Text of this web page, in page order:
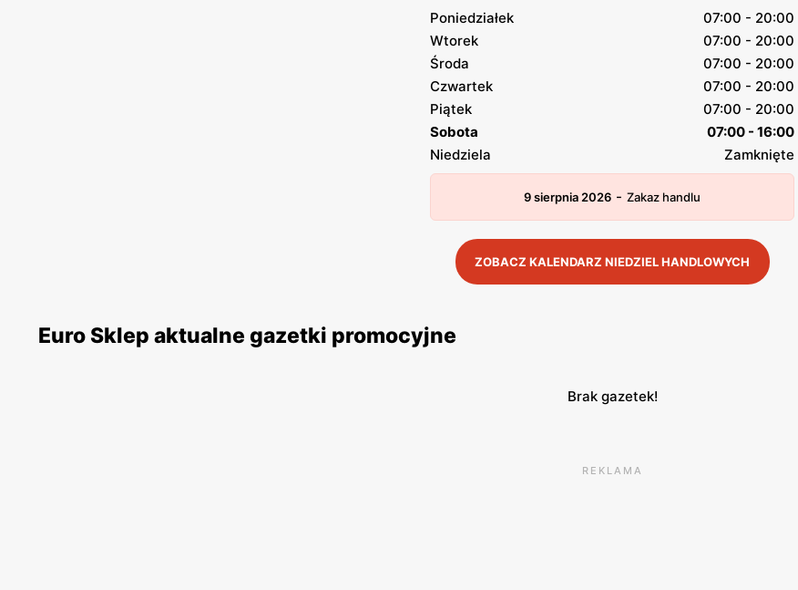
Poniedziałek
07:00 - 20:00
Wtorek
07:00 - 20:00
Środa
07:00 - 20:00
Czwartek
07:00 - 20:00
Piątek
07:00 - 20:00
Sobota
07:00 - 16:00
Niedziela
Zamknięte
9 sierpnia 2026 - Zakaz handlu
ZOBACZ KALENDARZ NIEDZIEL HANDLOWYCH
Euro Sklep aktualne gazetki promocyjne
Brak gazetek!
REKLAMA